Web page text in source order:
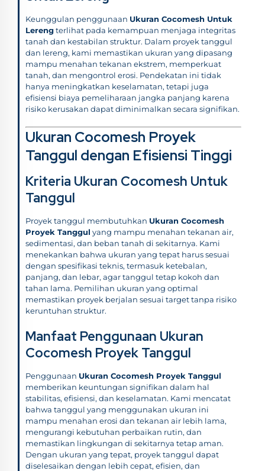
Keunggulan penggunaan Ukuran Cocomesh Untuk
Lerengterlihat pada kemampuan menjaga integritas
tanah dan kestabilan struktur. Dalam proyek tanggul
dan lereng, kami memastikan ukuran yang dipasang
mampu menahan tekanan ekstrem, memperkuat
tanah, dan mengontrol erosi. Pendekatan ini tidak
hanya meningkatkan keselamatan, tetapi juga
efisiensi biaya pemeliharaan jangka panjang karena
risiko kerusakan dapat diminimalkan secara signifikan.
Ukuran Cocomesh Proyek
Tanggul dengan Efisiensi Tinggi
Kriteria Ukuran Cocomesh Untuk
Tanggul
Proyek tanggul membutuhkan Ukuran Cocomesh
Proyek Tanggul yang mampu menahan tekanan air,
sedimentasi, dan beban tanah di sekitarnya. Kami
menekankan bahwa ukuran yang tepat harus sesuai
dengan spesifikasi teknis, termasuk ketebalan,
panjang, dan lebar, agar tanggul tetap kokoh dan
tahan lama. Pemilihan ukuran yang optimal
memastikan proyek berjalan sesuai target tanpa risiko
keruntuhan struktur.
Manfaat Penggunaan Ukuran
Cocomesh Proyek Tanggul
Penggunaan Ukuran Cocomesh Proyek Tanggul
memberikan keuntungan signifikan dalam hal
stabilitas, efisiensi, dan keselamatan. Kami mencatat
bahwa tanggul yang menggunakan ukuran ini
mampu menahan erosi dan tekanan air lebih lama,
mengurangi kebutuhan perbaikan rutin, dan
memastikan lingkungan di sekitarnya tetap aman.
Dengan ukuran yang tepat, proyek tanggul dapat
diselesaikan dengan lebih cepat, efisien, dan